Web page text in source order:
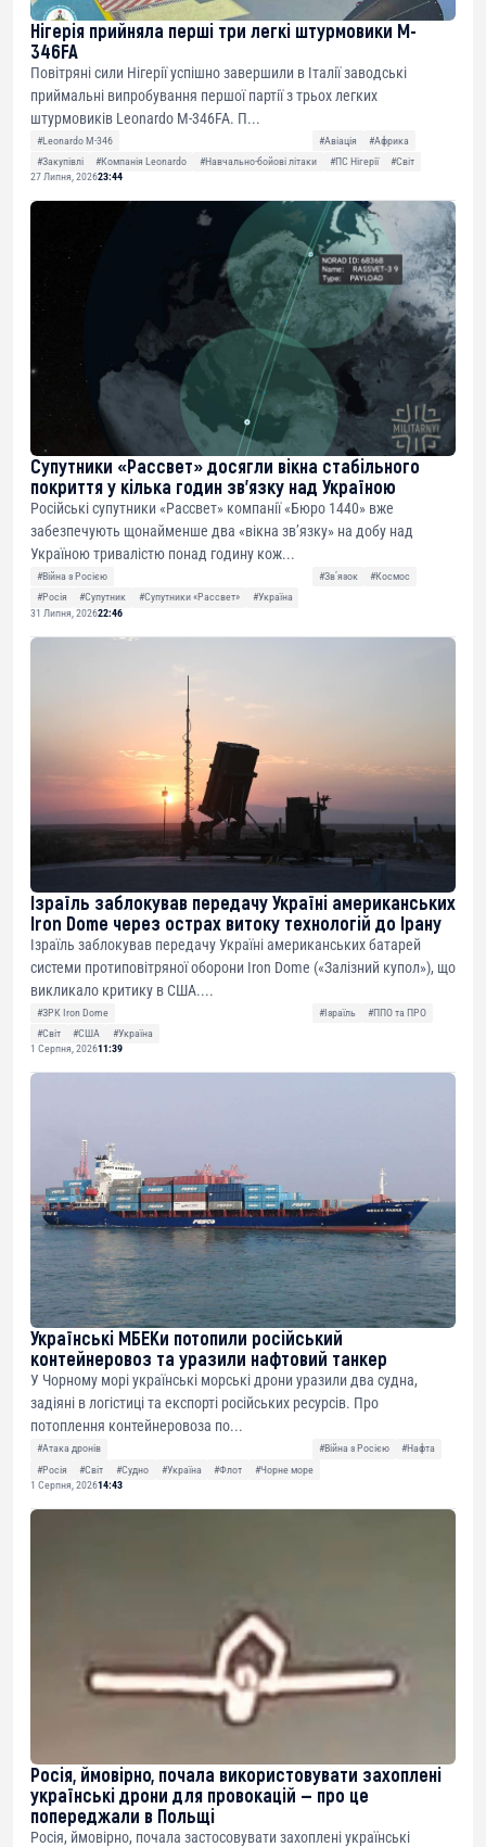
Нігерія прийняла перші три легкі штурмовики M-
346FA
Повітряні сили Нігерії успішно завершили в Італії заводські
приймальні випробування першої партії з трьох легких
штурмовиків Leonardo M-346FA. П...
#Leonardo M-346 #Авіація
#Африка
#Закупівлі
#Компанія Leonardo #Навчально-бойові літаки #ПС Нігерії
#Світ
27 Липня, 202623:44
Супутники «Рассвет» досягли вікна стабільного
покриття у кілька годин зв’язку над Україною
Російські супутники «Рассвет» компанії «Бюро 1440» вже
забезпечують щонайменше два «вікна зв’язку» на добу над
Україною тривалістю понад годину кож...
#Війна з Росією #Звʼязок
#Космос
#Росія
#Супутник #Супутники «Рассвет»
#Україна
31 Липня, 202622:46
Ізраїль заблокував передачу Україні американських
Iron Dome через острах витоку технологій до Ірану
Ізраїль заблокував передачу Україні американських батарей
системи протиповітряної оборони Iron Dome («Залізний купол»), що
викликало критику в США....
#ЗРК Iron Dome #Ізраїль
#ППО та ПРО
#Світ
#США
#Україна
1 Серпня, 202611:39
Українські МБЕКи потопили російський
контейнеровоз та уразили нафтовий танкер
У Чорному морі українські морські дрони уразили два судна,
задіяні в логістиці та експорті російських ресурсів. Про
потоплення контейнеровоза по...
#Атака дронів #Війна з Росією
#Нафта
#Росія
#Світ #Судно #Україна #Флот
#Чорне море
1 Серпня, 202614:43
Росія, ймовірно, почала використовувати захоплені
українські дрони для провокацій — про це
попереджали в Польщі
Росія, ймовірно, почала застосовувати захоплені українські